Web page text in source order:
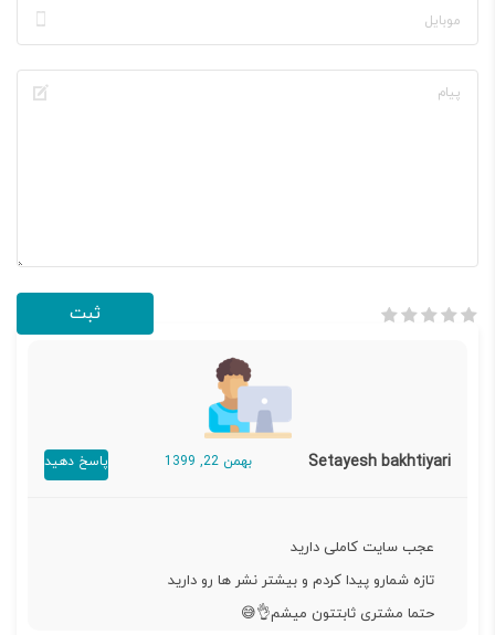
Setayesh bakhtiyari بهمن 22, 1399 پاسخ دهید
عجب سایت کاملی دارید
تازه شمارو پیدا کردم و بیشتر نشر ها رو دارید
حتما مشتری ثابتتون میشم👌😅